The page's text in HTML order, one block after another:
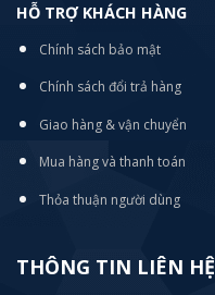
HỖ TRỢ KHÁCH HÀNG
Chính sách bảo mật
Chính sách đổi trả hàng
Giao hàng & vận chuyển
Mua hàng và thanh toán
Thỏa thuận người dùng
THÔNG TIN LIÊN HỆ